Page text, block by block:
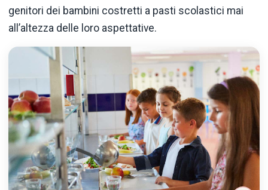
genitori dei bambini costretti a pasti scolastici mai
all’altezza delle loro aspettative.